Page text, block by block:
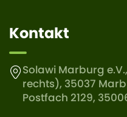
Kontakt
Solawi Marburg
rechts), 35037
Postfach 2129,